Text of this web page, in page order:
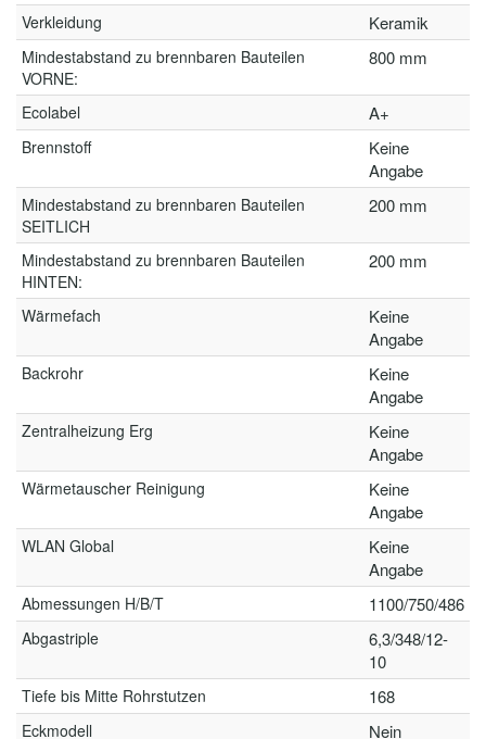
Verkleidung Keramik
Mindestabstand zu brennbaren Bauteilen
VORNE:
800 mm
Ecolabel A+
Brennstoff
Keine
Angabe
Mindestabstand zu brennbaren Bauteilen
SEITLICH
200 mm
Mindestabstand zu brennbaren Bauteilen
HINTEN:
200 mm
Wärmefach
Keine
Angabe
Backrohr
Keine
Angabe
Zentralheizung Erg
Keine
Angabe
Wärmetauscher Reinigung
Keine
Angabe
WLAN Global
Keine
Angabe
Abmessungen H/B/T 1100/750/486
Abgastriple
6,3/348/12-
10
Tiefe bis Mitte Rohrstutzen 168
Eckmodell Nein